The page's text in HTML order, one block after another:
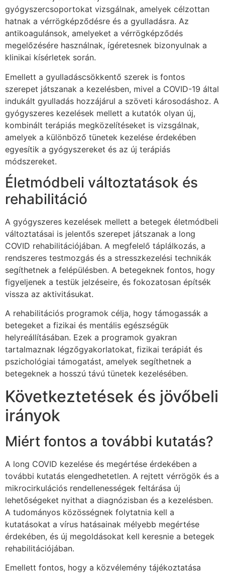
gyógyszercsoportokat vizsgálnak, amelyek célzottan
hatnak a vérrögképződésre és a gyulladásra. Az
antikoagulánsok, amelyeket a vérrögképződés
megelőzésére használnak, ígéretesnek bizonyulnak a
klinikai kísérletek során.
Emellett a gyulladáscsökkentő szerek is fontos
szerepet játszanak a kezelésben, mivel a COVID-19 által
indukált gyulladás hozzájárul a szöveti károsodáshoz. A
gyógyszeres kezelések mellett a kutatók olyan új,
kombinált terápiás megközelítéseket is vizsgálnak,
amelyek a különböző tünetek kezelése érdekében
egyesítik a gyógyszereket és az új terápiás
módszereket.
Életmódbeli változtatások és
rehabilitáció
A gyógyszeres kezelések mellett a betegek életmódbeli
változtatásai is jelentős szerepet játszanak a long
COVID rehabilitációjában. A megfelelő táplálkozás, a
rendszeres testmozgás és a stresszkezelési technikák
segíthetnek a felépülésben. A betegeknek fontos, hogy
figyeljenek a testük jelzéseire, és fokozatosan építsék
vissza az aktivitásukat.
A rehabilitációs programok célja, hogy támogassák a
betegeket a fizikai és mentális egészségük
helyreállításában. Ezek a programok gyakran
tartalmaznak légzőgyakorlatokat, fizikai terápiát és
pszichológiai támogatást, amelyek segíthetnek a
betegeknek a hosszú távú tünetek kezelésében.
Következtetések és jövőbeli
irányok
Miért fontos a további kutatás?
A long COVID kezelése és megértése érdekében a
további kutatás elengedhetetlen. A rejtett vérrögök és a
mikrocirkulációs rendellenességek feltárása új
lehetőségeket nyithat a diagnózisban és a kezelésben.
A tudományos közösségnek folytatnia kell a
kutatásokat a vírus hatásainak mélyebb megértése
érdekében, és új megoldásokat kell keresnie a betegek
rehabilitációjában.
Emellett fontos, hogy a közvélemény tájékoztatása